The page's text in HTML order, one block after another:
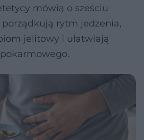
mówią o sześciu
rytm jedzenia,
jelitowy i ułatwiają